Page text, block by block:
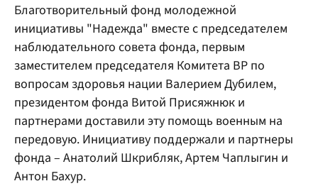
Благотворительный фонд молодежной
инициативы "Надежда" вместе с председателем
наблюдательного совета фонда, первым
заместителем председателя Комитета ВР по
вопросам здоровья нации Валерием Дубилем,
президентом фонда Витой Присяжнюк и
партнерами доставили эту помощь военным на
передовую. Инициативу поддержали и партнеры
фонда – Анатолий Шкрибляк, Артем Чаплыгин и
Антон Бахур.